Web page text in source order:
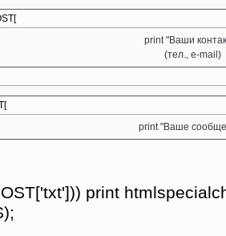
print "Ваши
(тел., e-mail)
print "Ваше